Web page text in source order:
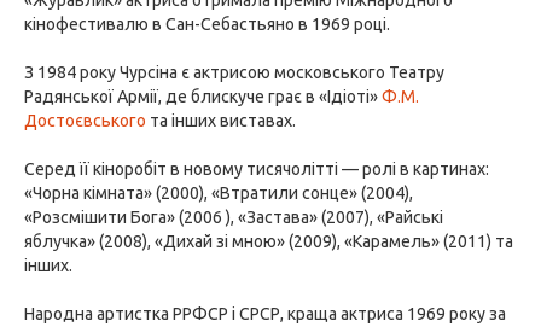
кінофестивалю в Сан-Себастьяно в 1969 році.
З 1984 року Чурсіна є актрисою московського Театру
Радянської Армії, де блискуче грає в «Ідіоті»Ф.М.
Достоєвського та інших виставах.
Серед її кіноробіт в новому тисячолітті — ролі в картинах:
«Чорна кімната» (2000), «Втратили сонце» (2004),
«Розсмішити Бога» (2006 ), «Застава» (2007), «Райські
яблучка» (2008), «Дихай зі мною» (2009), «Карамель» (2011) та
інших.
Народна артистка РРФСР і СРСР, краща актриса 1969 року за